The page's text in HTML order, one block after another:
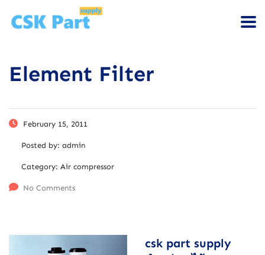
Element Filter
February 15, 2011
Posted by: admin
Category: Air compressor
No Comments
csk part supply